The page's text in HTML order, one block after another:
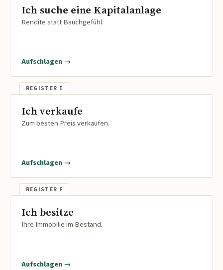
Ich suche eine Kapitalanlage
Rendite statt Bauchgefühl.
Aufschlagen →
Ich verkaufe
Zum besten Preis verkaufen.
Aufschlagen →
Ich besitze
Ihre Immobilie im Bestand.
Aufschlagen →